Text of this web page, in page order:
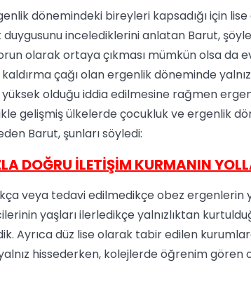
dönemindeki bireyleri kapsadığı için
duygusunu incelediklerini anlatan Barut,
olarak ortaya çıkması mümkün olsa da
çağı olan ergenlik döneminde
olduğu iddia edilmesine rağmen
gelişmiş ülkelerde çocukluk ve ergenlik
Barut, şunları söyledi:
DOĞRU İLETİŞİM KURMANIN
veya tedavi edilmedikçe obez
yaşları ilerledikçe yalnızlıktan
Ayrıca düz lise olarak tabir edilen
hissederken, kolejlerde öğrenim